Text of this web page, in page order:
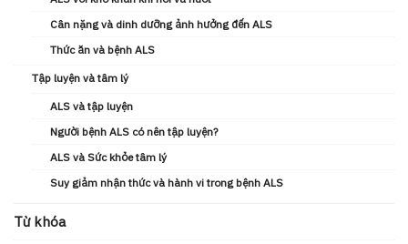
Cân nặng và dinh dưỡng ảnh hưởng đến ALS
Thức ăn và bệnh ALS
Tập luyện và tâm lý
ALS và tập luyện
Người bệnh ALS có nên tập luyện?
ALS và Sức khỏe tâm lý
Suy giảm nhận thức và hành vi trong bệnh ALS
Từ khóa